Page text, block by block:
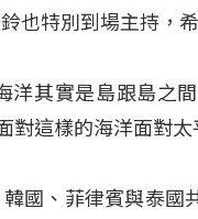
也特別到場主持，
洋其實是島跟島之
對這樣的海洋面對
國、菲律賓與泰國